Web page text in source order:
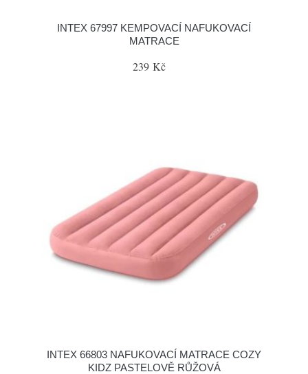
INTEX 67997 KEMPOVACÍ NAFUKOVACÍ
MATRACE
239 Kč
INTEX 66803 NAFUKOVACÍ MATRACE COZY
KIDZ PASTELOVĚ RŮŽOVÁ